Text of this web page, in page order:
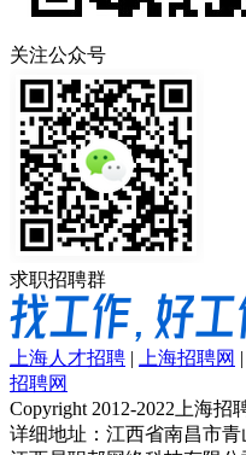
关注公众号
求职招聘群
上海人才招聘 | 上海招聘网 |
招聘网
Copyright 2012-2022上海招
详细地址：江西省南昌市